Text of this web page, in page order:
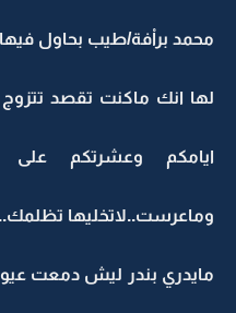
محمد براْفة/طيب بحاول
لها انك ماكنت تقصد
ايامكم وعشرتكم
وماعرست..لاتخليها
مايدري بندر ليش دمعت